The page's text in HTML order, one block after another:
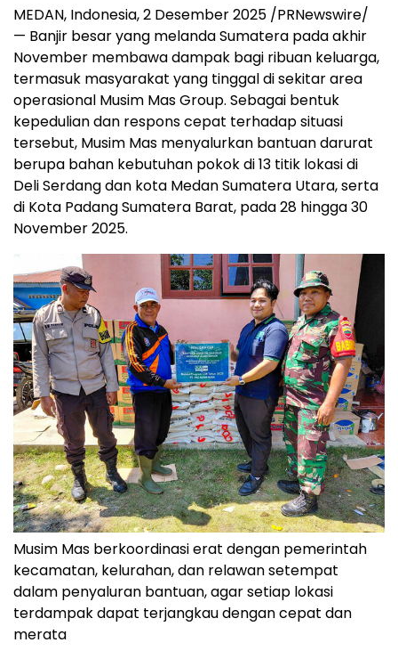
MEDAN, Indonesia, 2 Desember 2025 /PRNewswire/
— Banjir besar yang melanda Sumatera pada akhir
November membawa dampak bagi ribuan keluarga,
termasuk masyarakat yang tinggal di sekitar area
operasional Musim Mas Group. Sebagai bentuk
kepedulian dan respons cepat terhadap situasi
tersebut, Musim Mas menyalurkan bantuan darurat
berupa bahan kebutuhan pokok di 13 titik lokasi di
Deli Serdang dan kota Medan Sumatera Utara, serta
di Kota Padang Sumatera Barat, pada 28 hingga30
November 2025.
Musim Mas berkoordinasi erat dengan pemerintah
kecamatan, kelurahan, dan relawan setempat
dalam penyaluran bantuan, agar setiap lokasi
terdampak dapat terjangkau dengan cepat dan
merata